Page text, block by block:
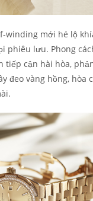
winding mới hé lộ
phiêu lưu. Phong
tiếp cận hài hòa,
đeo vàng hồng, hòa